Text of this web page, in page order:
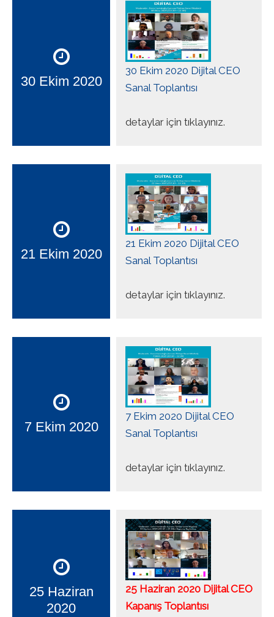
30 Ekim 2020
30 Ekim 2020 Dijital CEO
Sanal Toplantısı
detaylar için tıklayınız.
21 Ekim 2020
21 Ekim 2020 Dijital CEO
Sanal Toplantısı
detaylar için tıklayınız.
7 Ekim 2020
7 Ekim 2020 Dijital CEO
Sanal Toplantısı
detaylar için tıklayınız.
25 Haziran
2020
25 Haziran 2020 Dijital CEO
Kapanış Toplantısı